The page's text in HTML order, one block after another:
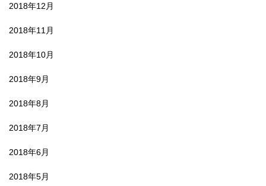
2018年12月
2018年11月
2018年10月
2018年9月
2018年8月
2018年7月
2018年6月
2018年5月